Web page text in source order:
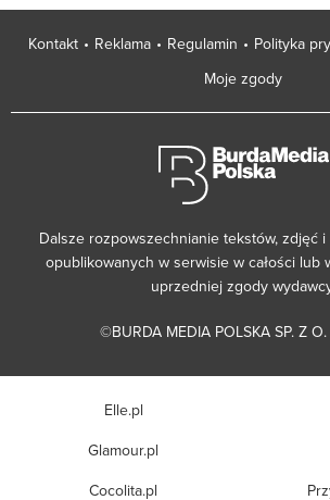
Kontakt Reklama Regulamin Polityka
Moje zgody
Dalsze rozpowszechnianie tekstów, zdjęć i
opublikowanych w serwisie w całości lub
uprzedniej zgody
©BURDA MEDIA POLSKA SP. Z
Elle.pl
Glamour.pl
Cocolita.pl